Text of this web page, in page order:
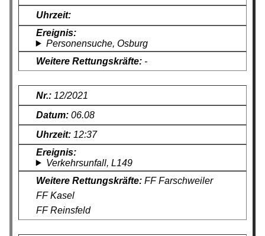
Personensuche, Osburg
-
12/2021
06.08
12:37
Verkehrsunfall, L149
FF Farschweiler
FF Kasel
FF Reinsfeld